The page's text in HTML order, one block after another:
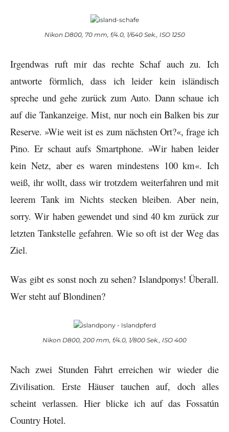
Nikon D800, 70 mm, f/4.0, 1/640 Sek., ISO 1250
Irgendwas ruft mir das rechte Schaf auch zu. Ich
antworte förmlich, dass ich leider kein isländisch
spreche und gehe zurück zum Auto. Dann schaue ich
auf die Tankanzeige. Mist, nur noch ein Balken bis zur
Reserve. »Wie weit ist es zum nächsten Ort?«, frage ich
Pino. Er schaut aufs Smartphone. »Wir haben leider
kein Netz, aber es waren mindestens 100 km«. Ich
weiß, ihr wollt, dass wir trotzdem weiterfahren und mit
leerem Tank im Nichts stecken bleiben. Aber nein,
sorry. Wir haben gewendet und sind 40 km zurück zur
letzten Tankstelle gefahren. Wie so oft ist der Weg das
Ziel.
Was gibt es sonst noch zu sehen? Islandponys! Überall.
Wer steht auf Blondinen?
Nikon D800, 200 mm, f/4.0, 1/800 Sek., ISO 400
Nach zwei Stunden Fahrt erreichen wir wieder die
Zivilisation. Erste Häuser tauchen auf, doch alles
scheint verlassen. Hier blicke ich auf das Fossatún
Country Hotel.